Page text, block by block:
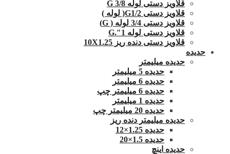
قلاویز دستی لوله G 3/8
قلاویز دستی G1/2( لوله )
قلاویز دستی 3/4 لوله ( G)
قلاویز دستی لوله 1″.G
قلاویز دستی دنده ریز 10X1.25
حدیده
حدیده میلیمتر
حدیده 5 میلیمتر
حدیده 6 میلیمتر
حدیده 6 میلیمتر چپ
حدیده 1 میلیمتر
حدیده 20 میلیمتر چپ
حدیده میلیمتر دنده ریز
حدیده 1.25×12
حدیده 1.5×20
حدیده اینچ